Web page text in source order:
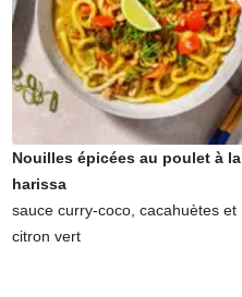
Nouilles épicées au poulet à la
harissa
sauce curry-coco, cacahuètes et
citron vert